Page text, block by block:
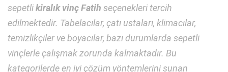
sepetlikiralık vinç Fatih seçenekleri tercih
edilmektedir. Tabelacılar, çatı ustaları, klimacılar,
temizlikçiler ve boyacılar, bazı durumlarda sepetli
vinçlerle çalışmak zorunda kalmaktadır. Bu
kategorilerde en iyi çözüm yöntemlerini sunan